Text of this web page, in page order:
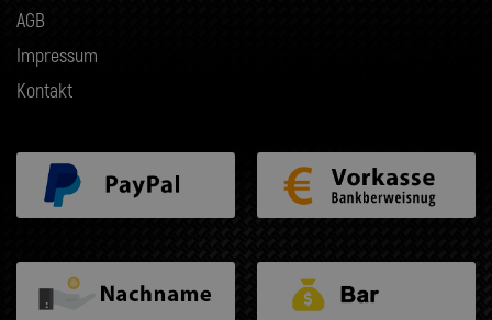
AGB
Impressum
Kontakt